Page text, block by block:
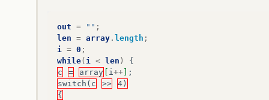
out = "" ;
len = array . length ;
i
= 0 ;
while( i < len )
{
c
= array [ i ++] ;
switch(c
>>
4)
{